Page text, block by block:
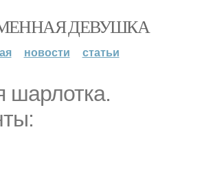
ДЕВУШКА
новости статьи
шарлотка.